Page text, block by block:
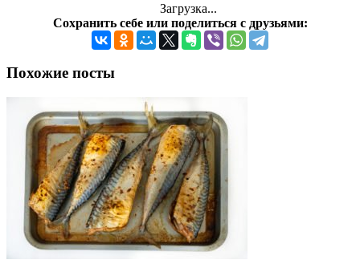
Загрузка...
Сохранить себе или поделиться с друзьями:
Похожие посты